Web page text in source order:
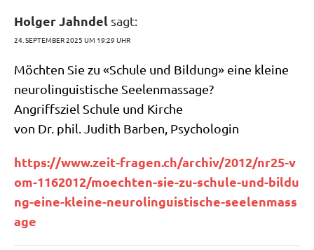
Holger Jahndel sagt:
24. SEPTEMBER 2025 UM 19:29 UHR
Möch­ten Sie zu «Schu­le und Bil­dung» eine klei­ne
neu­ro­lin­gu­isti­sche Seelenmassage?
Angriffs­ziel Schu­le und Kirche
von Dr. phil. Judith Bar­ben, Psychologin
https://​www​.zeit​-fra​gen​.ch/​a​r​c​h​i​v​/​2​0​1​2​/​n​r​2​5​-​v​
o​m​-​1​1​6​2​0​1​2​/​m​o​e​c​h​t​e​n​-​s​i​e​-​z​u​-​s​c​h​u​l​e​-​u​n​d​-​b​i​l​d​u​
n​g​-​e​i​n​e​-​k​l​e​i​n​e​-​n​e​u​r​o​l​i​n​g​u​i​s​t​i​s​c​h​e​-​s​e​e​l​e​n​m​a​s​s​
age